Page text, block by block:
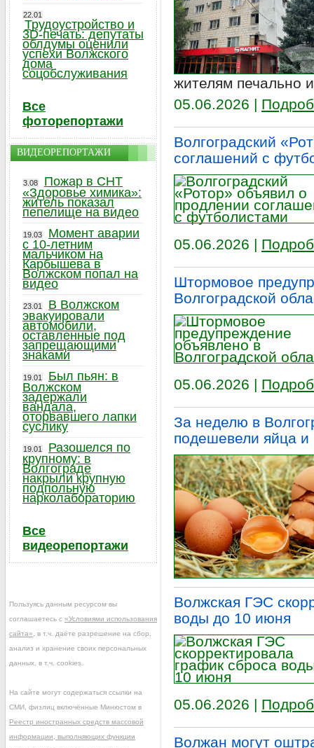
жителям печально
05.06.2026 |
Волгоградский
соглашений с
05.06.2026 |
Штормовое
Волгоградской
05.06.2026 |
За неделю в
подешевели яйца
Волжская ГЭС
воды до 10 июня
05.06.2026 |
Волжан могут
22.01
Трудоустройство и
3D-печать: депутаты
облдумы оценили
успехи Волжского
дома
соцобслуживания
Все
фоторепортажи
ВИДЕОРЕПОРТАЖИ
3.08
Пожар в СНТ
«Здоровье химика»:
житель показал
пепелище на видео
19.03
Момент аварии
с 10-летним
мальчиком на
Карбышева в
Волжском попал на
видео
23.01
В Волжском
эвакуировали
автомобили,
оставленные под
запрещающими
знаками
19.01
Был пьян: в
Волжском
задержали
вандала,
оторвавшего лапки
суслику
19.01
Разошелся по
крупному: в
Волгограде
накрыли крупную
подпольную
нарколабораторию
Все
видеорепортажи
Пользуясь данным ресурсом вы
соглашаетесь с «Условиями использования
сайта» , в т.ч. даёте разрешение на сбор,
анализ и хранение своих персональных
данных, в т.ч. cookies.
На сайте могут содержаться ссылки на
СМИ, физлиц включённые Минюстом в
Реестр иностранных средств массовой
информации, выполняющих функции